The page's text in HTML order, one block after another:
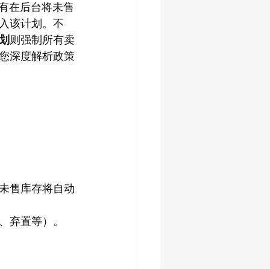
在后台将未售
该计划。不
则强制所有卖
深度解析政策
售库存将自动
弃置等）。